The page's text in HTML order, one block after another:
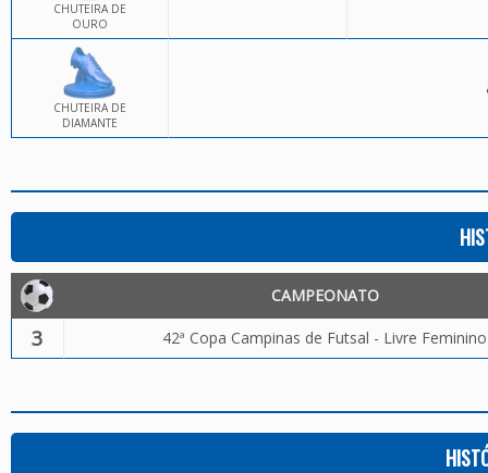
CHUTEIRA DE
OURO
CHUTEIRA DE
DIAMANTE
CAMPEONATO
3 42ª Copa Campinas de Futsal - Livre Feminino